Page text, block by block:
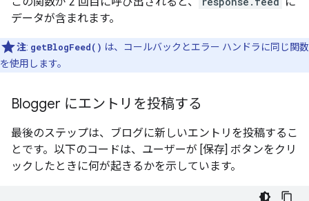
データが含まれます。
注: getBlogFeed() は、コールバックとエラー ハンドラに同じ関数
を使用します。
Blogger にエントリを投稿する
最後のステップは、ブログに新しいエントリを投稿するこ
とです。以下のコードは、ユーザーが [保存] ボタンをクリ
ックしたときに何が起きるかを示しています。